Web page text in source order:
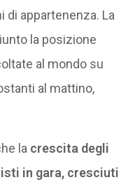
di appartenenza. La
la posizione
al mondo su
al mattino,
la crescita degli
in gara, cresciuti